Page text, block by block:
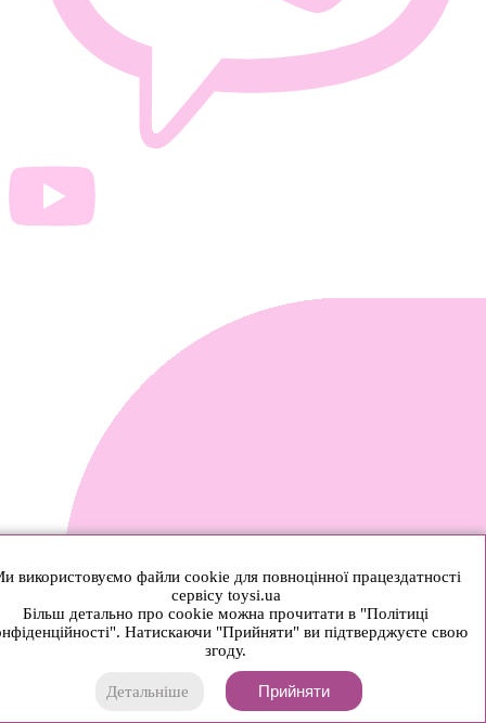
використовуємо файли cookie для повноцінної працездатності
сервісу toysi.ua
Більш детально про cookie можна прочитати в "Політиці
Натискаючи "Прийняти" ви підтверджуєте свою
згоду.
Детальніше Прийняти